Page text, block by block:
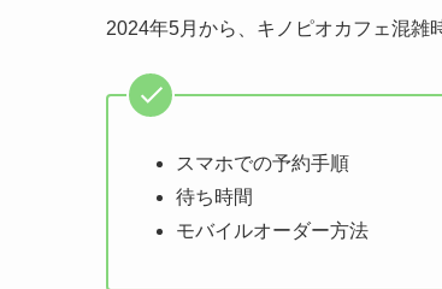
2024年5月から、キノピオカフェ混雑
スマホでの予約手順
待ち時間
モバイルオーダー方法